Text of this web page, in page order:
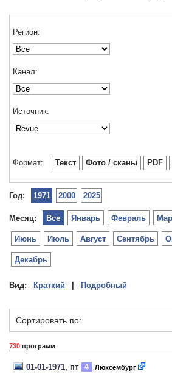
Регион:
Канал:
Источник:
Формат: Текст Фото / сканы PDF
Год: 1971 2000 2025
Месяц: Январь Февраль
Июнь Июль Август Сентябрь
Декабрь
Все
Вид: Краткий Подробный
Сортировать по:
730 программ
01-01-1971, пт 4 Люксембург